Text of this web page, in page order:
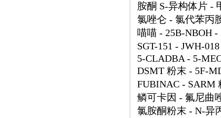
胺酮 S-异构体片 -
氯唑仑 - 氯代苯丙
喵喵 - 25B-NBOH
SGT-151 - JWH-
5-CLADBA - 5-
DSMT 粉末 - 5F-
FUBINAC - SARM
鳞可卡因 - 氟尼曲
氯胺酮粉末 - N-异